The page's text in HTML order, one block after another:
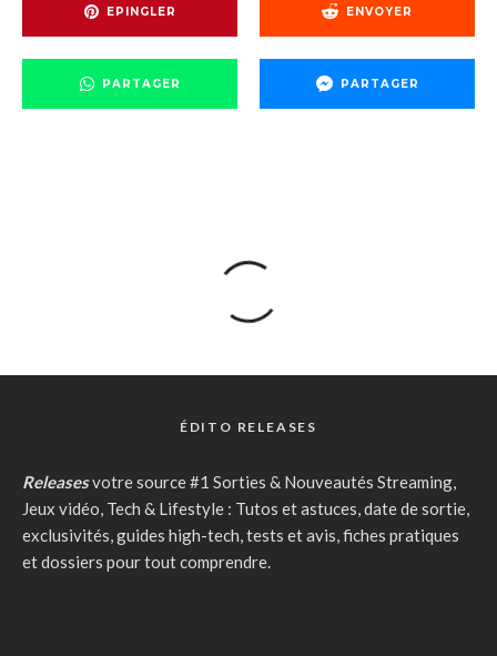
EPINGLER ENVOYER
PARTAGER PARTAGER
ÉDITO RELEASES
Releasesvotre source #1 Sorties & Nouveautés Streaming,
Jeux vidéo, Tech & Lifestyle : Tutos et astuces, date de sortie,
exclusivités, guides high-tech, tests et avis, fiches pratiques
et dossiers pour tout comprendre.